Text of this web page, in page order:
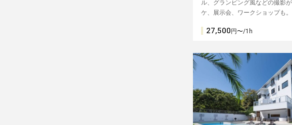
ル、グランピング風などの撮影
ケ、展示会、ワークショップも。
27,500円〜/1h